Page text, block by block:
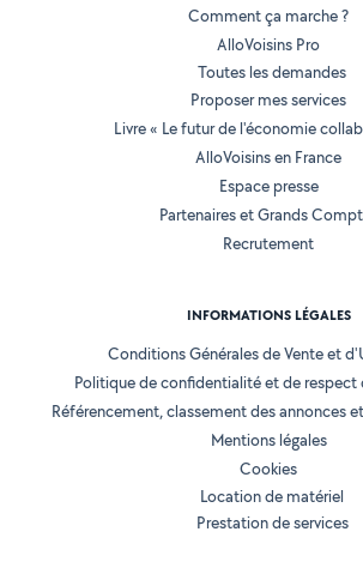
Comment ça marche ?
AlloVoisins Pro
Toutes les demandes
Proposer mes services
Livre « Le futur de l'économie
AlloVoisins en France
Espace presse
Partenaires et Grands
Recrutement
INFORMATIONS LÉGALES
Conditions Générales de Vente et
Politique de confidentialité et de respect
Référencement, classement des annonces
Mentions légales
Cookies
Location de matériel
Prestation de services